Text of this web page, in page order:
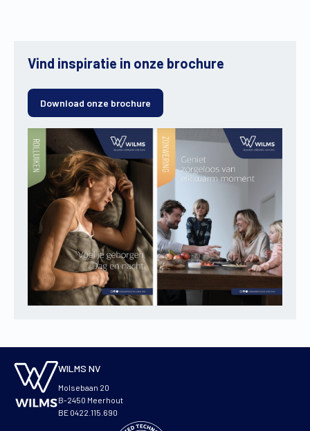
Vind inspiratie in onze brochure
Download onze brochure
WILMS NV
Molsebaan 20
B-2450 Meerhout
BE 0422.115.690